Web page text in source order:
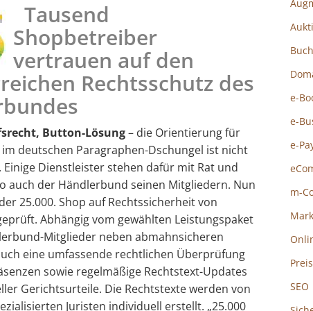
Tausend
Shopbetreiber
vertrauen auf den
Rechtsschutz des
Button-Lösung– die Orientierung für
deutschen Paragraphen-Dschungel ist nicht
Dienstleister stehen dafür mit Rat und
auch der Händlerbund seinen Mitgliedern. Nun
25.000. Shop auf Rechtssicherheit von
Abhängig vom gewählten Leistungspaket
Mitglieder neben abmahnsicheren
eine umfassende rechtlichen Überprüfung
sowie regelmäßige Rechtstext-Updates
Gerichtsurteile. Die Rechtstexte werden von
Juristen individuell erstellt. „25.000
Buch
e-
e-
e-
m-
SEO